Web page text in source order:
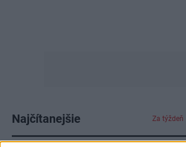
Najčítanejšie Za týždeň